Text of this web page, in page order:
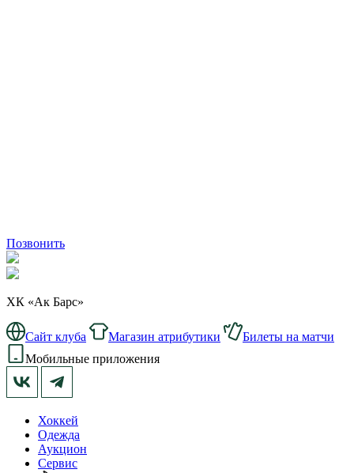
Позвонить
ХК «Ак Барс»
Сайт клуба Магазин атрибутики
Билеты на матчи
Мобильные приложения
Хоккей
Одежда
Аукцион
Сервис